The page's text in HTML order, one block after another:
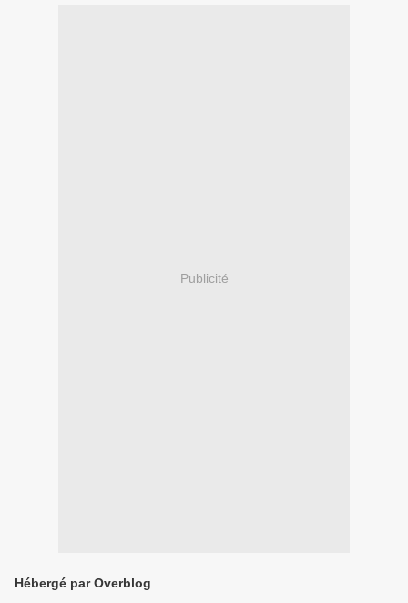
Publicité
Hébergé par Overblog